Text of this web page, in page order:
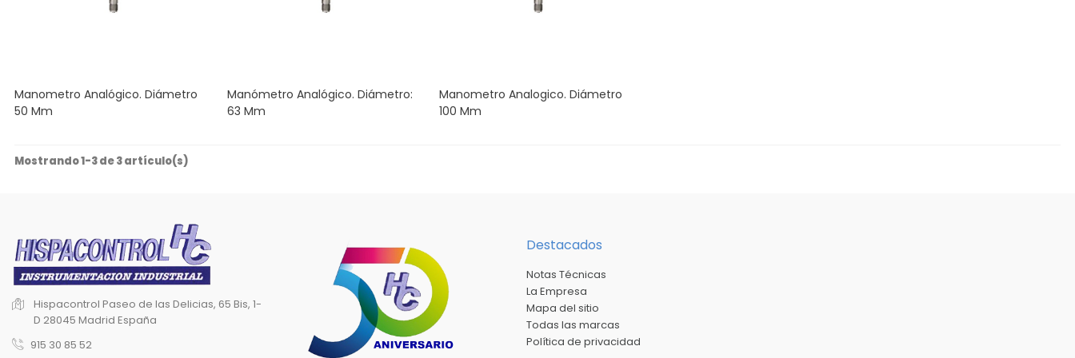
Manometro Analógico. Diámetro
50 Mm
Manómetro Analógico. Diámetro:
63 Mm
Manometro Analogico. Diámetro
100 Mm
Mostrando 1-3 de 3 artículo(s)
Hispacontrol Paseo de las Delicias, 65 Bis, 1-
D 28045 Madrid España
915 30 85 52
Destacados
Notas Técnicas
La Empresa
Mapa del sitio
Todas las marcas
Política de privacidad